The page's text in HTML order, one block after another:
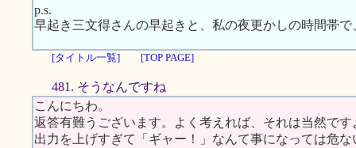
p.s.
早起き三文得さんの早起きと、私の夜更かしの時間帯
[タイトル一覧] [TOP PAGE]
481. そうなんですね
こんにちわ。
返答有難うございます。よく考えれば、それは当然です
出力を上げすぎて「ギャー！」なんて事になっては危な